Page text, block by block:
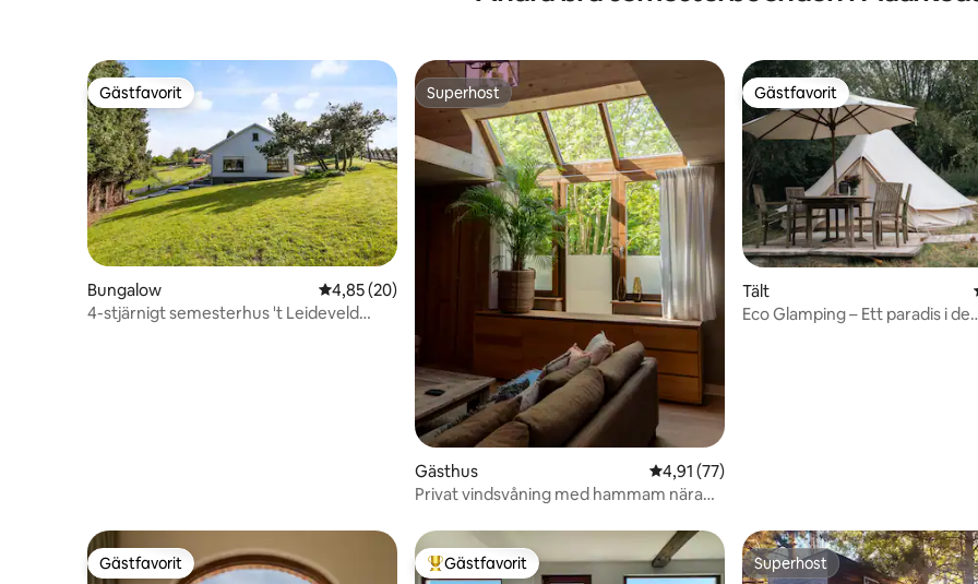
Gästfavorit
Gästfavorit
Bungalow 4,85 av 5 i genomsnittligt betyg, 20 omdömen
4,85 (20)
4-stjärnigt semesterhus 't Leideveld
Superhost
Superhost
Gästhus 4,91 av 5 i genomsnittligt betyg, 77
4,91 (77)
Privat vindsvåning med hammam nära
Gästfavorit
Gästfavorit
Tält
Eco Glamping – Ett paradis i de
Gästfavorit
Gästfavorit Populär gästfavorit
Gästfavorit Superhost
Superhost